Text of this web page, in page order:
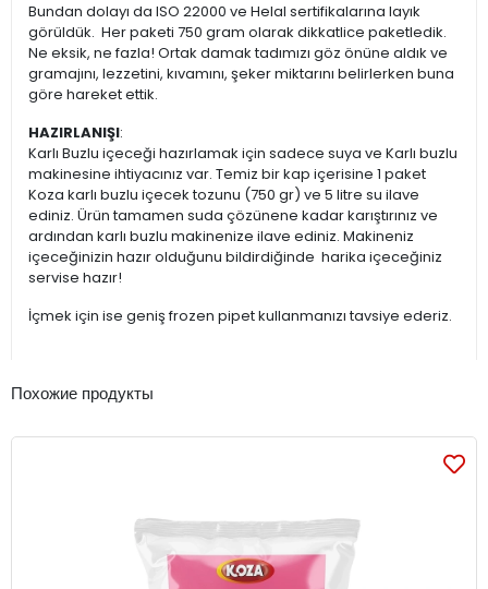
Bundan dolayı da ISO 22000 ve Helal sertifikalarına layık
görüldük. Her paketi 750 gram olarak dikkatlice paketledik.
Ne eksik, ne fazla! Ortak damak tadımızı göz önüne aldık ve
gramajını, lezzetini, kıvamını, şeker miktarını belirlerken buna
göre hareket ettik.
HAZIRLANIŞI:
Karlı Buzlu içeceği hazırlamak için sadece suya ve Karlı buzlu
makinesine ihtiyacınız var. Temiz bir kap içerisine 1 paket
Koza karlı buzlu içecek tozunu (750 gr) ve 5 litre su ilave
ediniz. Ürün tamamen suda çözünene kadar karıştırınız ve
ardından karlı buzlu makinenize ilave ediniz. Makineniz
içeceğinizin hazır olduğunu bildirdiğinde harika içeceğiniz
servise hazır!
İçmek için ise geniş frozen pipet kullanmanızı tavsiye ederiz.
Похожие продукты